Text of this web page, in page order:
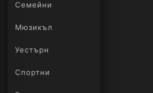
Семейни
Мюзикъл
Уестърн
Спортни